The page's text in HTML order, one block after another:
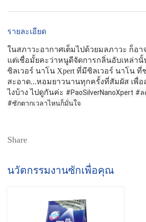
รายละเอียด
ในสภาวะอากาศเต็มไปด้วยมลภาวะ ก็อ
แต่เชื่อมั้ยคะว่าหนูดีจัดการกลิ่นอับเหล่านั้
ซิลเวอร์ นาโน Xpert ที่มีซิลเวอร์ นาโน ที่
สะอาด...หอมยาวนานทุกครั้งที่สัมผัส เพื่
ไงบ้าง ไปดูกันค่ะ #PaoSilverNanoXpert #ล
#ซักตากเวลาไหนก็มั่นใจ
Share
นวัตกรรมงานซักเพื่อคุณ